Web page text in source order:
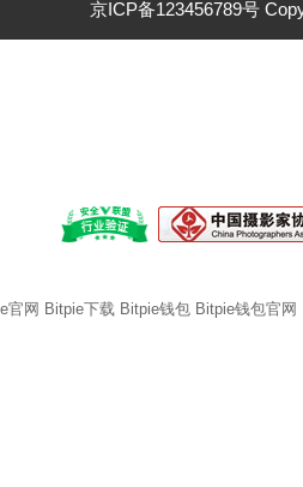
京ICP备123456789号
官网 Bitpie下载 Bitpie钱包 Bitpie钱包官网